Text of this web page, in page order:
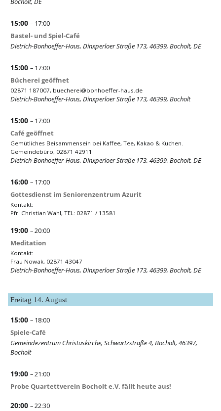
15:00 – 17:00
Bastel- und Spiel-Café
Dietrich-Bonhoeffer-Haus, Dinxperloer Straße 173, 46399, Bocholt, DE
15:00 – 17:00
Bücherei geöffnet
Dietrich-Bonhoeffer-Haus, Dinxperloer Straße 173, 46399, Bocholt
02871 187007, buecherei@bonhoeffer-haus.de
15:00 – 17:00
Café geöffnet
Dietrich-Bonhoeffer-Haus, Dinxperloer Straße 173, 46399, Bocholt, DE
Gemütliches Beisammensein bei Kaffee, Tee, Kakao & Kuchen.
Gemeindebüro, 02871 42911
16:00 – 17:00
Gottesdienst im Seniorenzentrum Azurit
Kontakt:
Pfr. Christian Wahl, TEL: 02871 / 13581
19:00 – 20:00
Meditation
Dietrich-Bonhoeffer-Haus, Dinxperloer Straße 173, 46399, Bocholt, DE
Kontakt:
Frau Nowak, 02871 43047
Freitag 14. August
15:00 – 18:00
Spiele-Café
Gemeindezentrum Christuskirche, Schwartzstraße 4, Bocholt, 46397,
Bocholt
19:00 – 21:00
Probe Quartettverein Bocholt e.V. fällt heute aus!
20:00 – 22:30